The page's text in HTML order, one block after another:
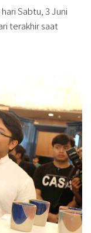
Sabtu, 3 Juni
terakhir saat